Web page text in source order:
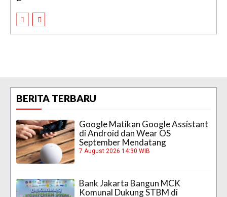
BERITA TERBARU
Google Matikan Google Assistant
di Android dan Wear OS
September Mendatang
7 August 2026 14:30 WIB
Bank Jakarta Bangun MCK
Komunal Dukung STBM di